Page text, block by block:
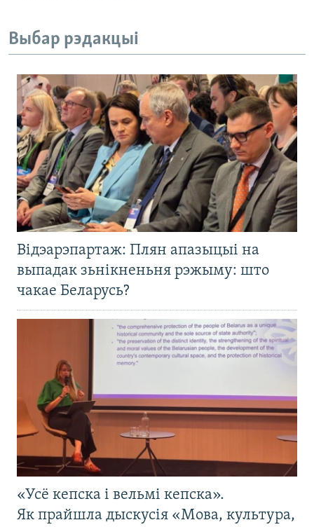
Выбар рэдакцыі
Відэарэпартаж: Плян апазыцыі на
выпадак зьнікненьня рэжыму: што
чакае Беларусь?
«Усё кепска і вельмі кепска».
Як прайшла дыскусія «Мова, культура,